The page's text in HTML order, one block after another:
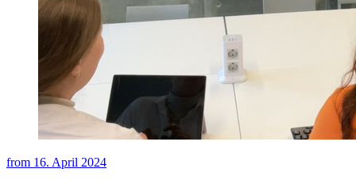
from 16. April 2024